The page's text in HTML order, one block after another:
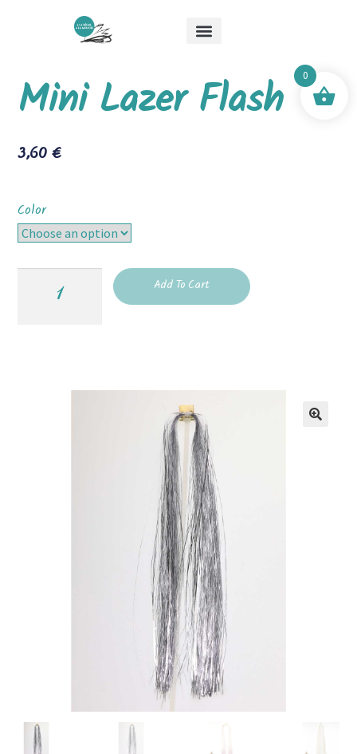
Mini Lazer Flash
3,60€
Color
Add To Cart
0